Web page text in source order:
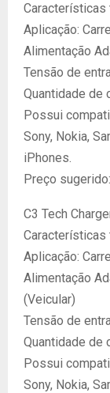
Características
Aplicação:
Alimentação
Tensão de
Quantidade de
Possui
Sony, Nokia,
iPhones.
Preço
C3 Tech
Características
Aplicação:
Alimentação
(Veicular)
Tensão de
Quantidade de
Possui
Sony, Nokia,